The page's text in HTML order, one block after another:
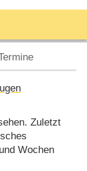
Zuletzt
Wochen